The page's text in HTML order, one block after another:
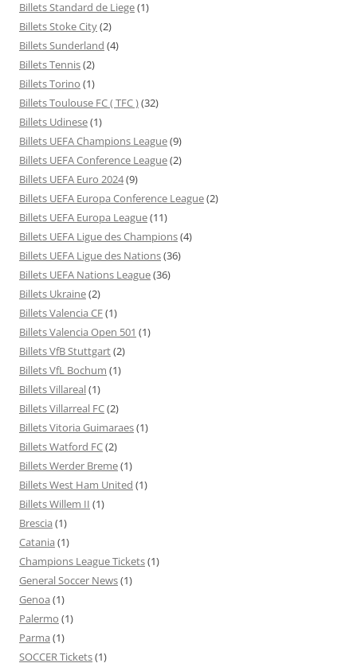
Billets Standard de Liege(1)
Billets Stoke City(2)
Billets Sunderland (4)
Billets Tennis(2)
Billets Torino (1)
Billets Toulouse FC ( TFC )(32)
Billets Udinese(1)
Billets UEFA Champions League(9)
Billets UEFA Conference League(2)
Billets UEFA Euro 2024(9)
Billets UEFA Europa Conference League(2)
Billets UEFA Europa League(11)
Billets UEFA Ligue des Champions(4)
Billets UEFA Ligue des Nations(36)
Billets UEFA Nations League(36)
Billets Ukraine(2)
Billets Valencia CF(1)
Billets Valencia Open 501 (1)
Billets VfB Stuttgart(2)
Billets VfL Bochum (1)
Billets Villareal(1)
Billets Villarreal FC(2)
Billets Vitoria Guimaraes(1)
Billets Watford FC(2)
Billets Werder Breme(1)
Billets West Ham United (1)
Billets Willem II (1)
Brescia (1)
Catania (1)
Champions League Tickets(1)
General Soccer News(1)
Genoa (1)
Palermo (1)
Parma (1)
SOCCER Tickets(1)